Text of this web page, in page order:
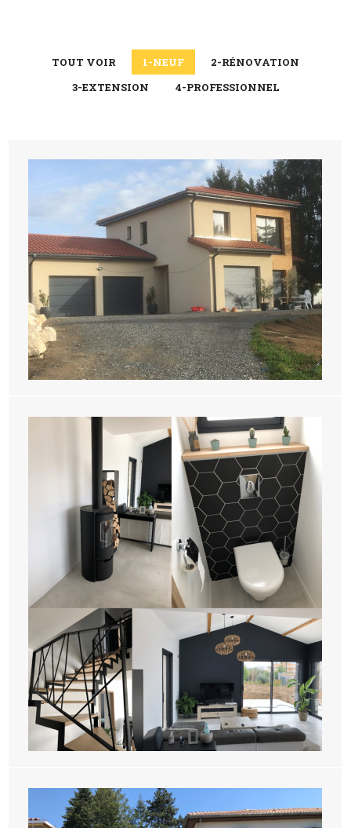
TOUT VOIR 1-NEUF
2-RÉNOVATION
3-EXTENSION
4-PROFESSIONNEL